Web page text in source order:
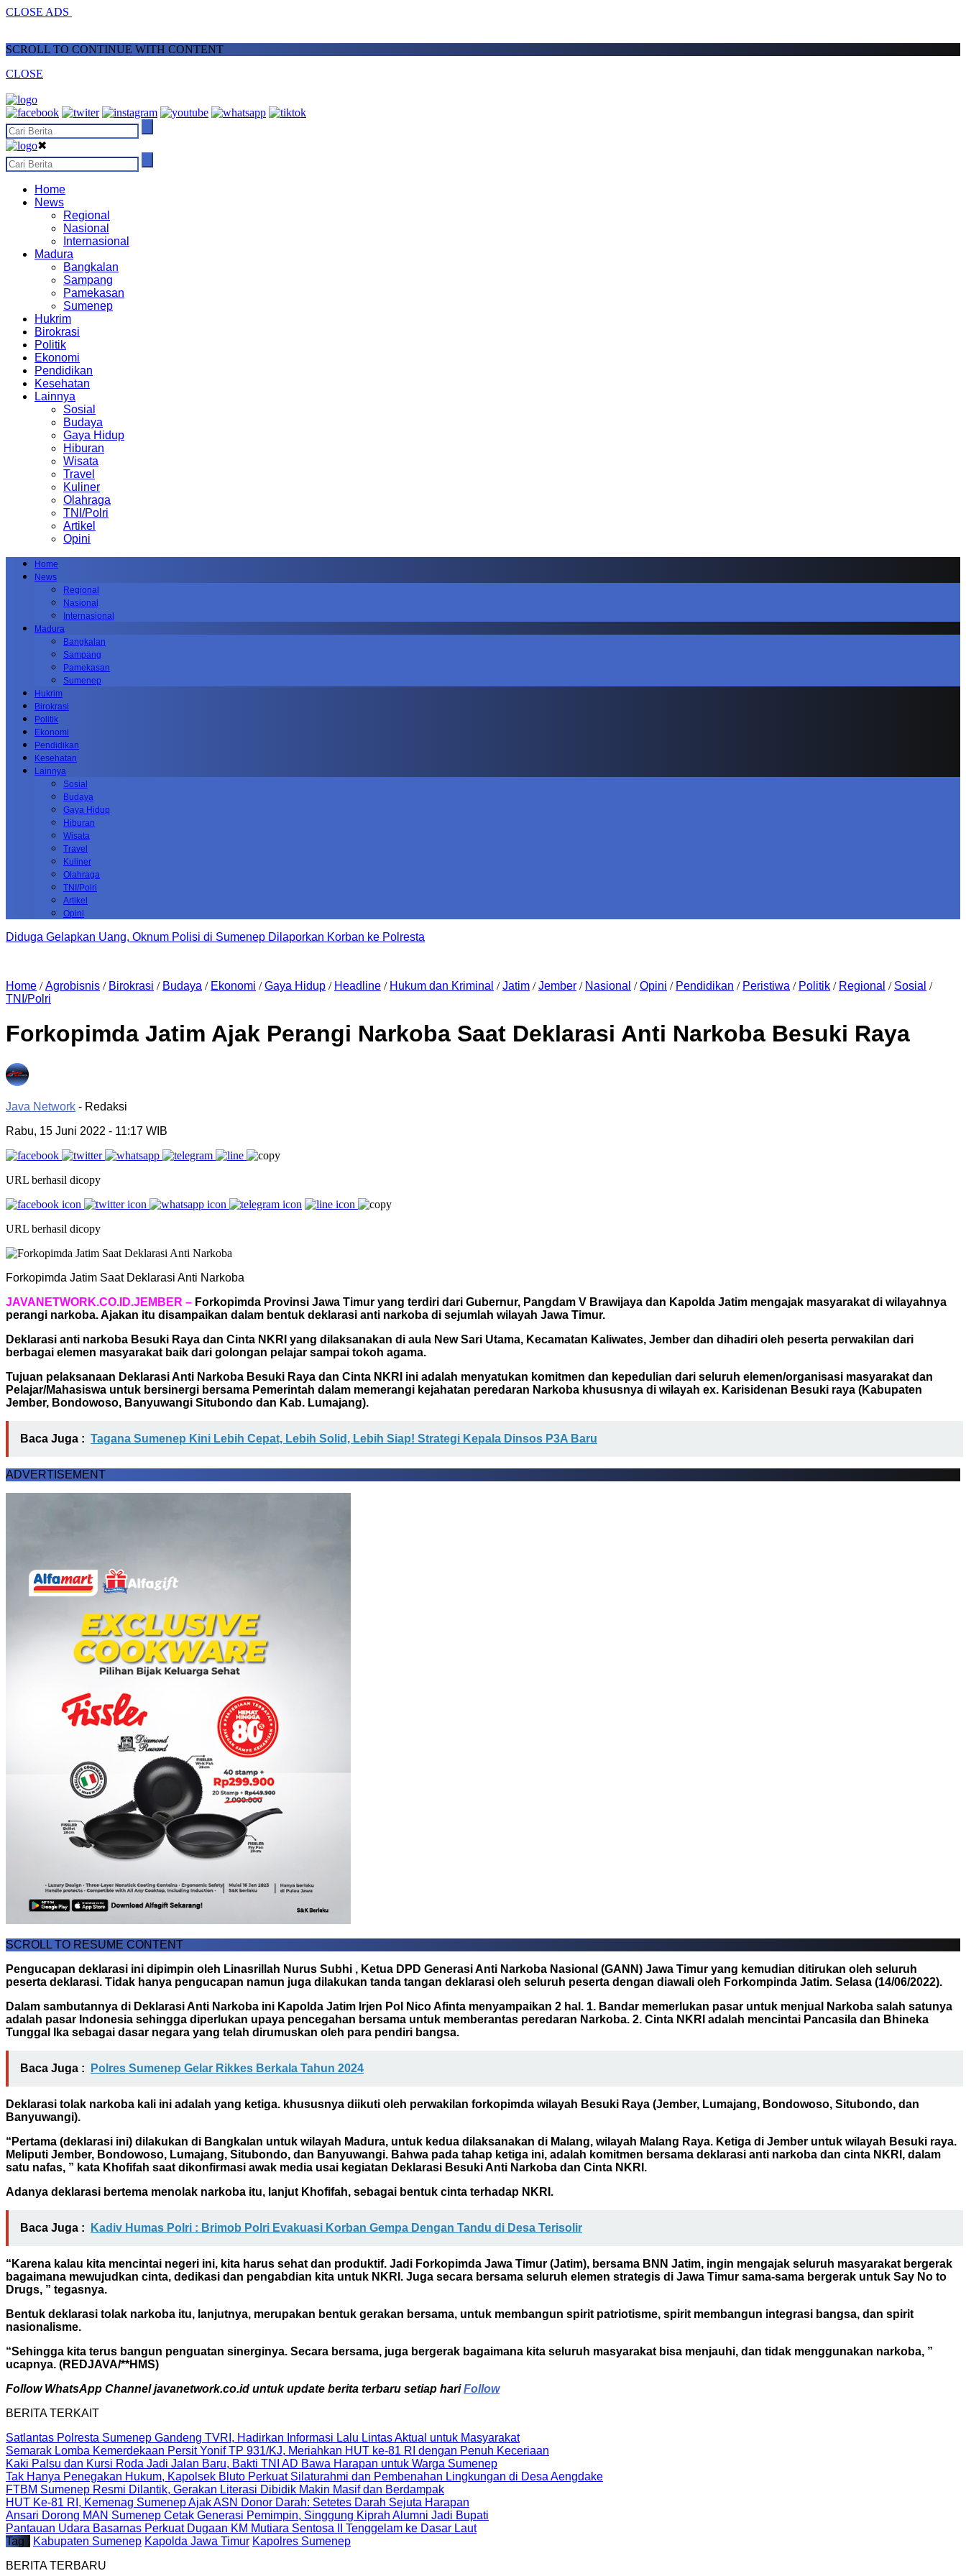
CLOSE ADS
SCROLL TO CONTINUE WITH CONTENT
CLOSE
✖
Home
News
Regional
Nasional
Internasional
Madura
Bangkalan
Sampang
Pamekasan
Sumenep
Hukrim
Birokrasi
Politik
Ekonomi
Pendidikan
Kesehatan
Lainnya
Sosial
Budaya
Gaya Hidup
Hiburan
Wisata
Travel
Kuliner
Olahraga
TNI/Polri
Artikel
Opini
Home
News
Regional
Nasional
Internasional
Madura
Bangkalan
Sampang
Pamekasan
Sumenep
Hukrim
Birokrasi
Politik
Ekonomi
Pendidikan
Kesehatan
Lainnya
Sosial
Budaya
Gaya Hidup
Hiburan
Wisata
Travel
Kuliner
Olahraga
TNI/Polri
Artikel
Opini
Diduga Gelapkan Uang, Oknum Polisi di Sumenep Dilaporkan Korban ke Polresta
Home /Agrobisnis / Birokrasi / Budaya / Ekonomi /Gaya Hidup / Headline / Hukum dan Kriminal /Jatim /Jember / Nasional /Opini / Pendidikan / Peristiwa / Politik / Regional / Sosial /
TNI/Polri
Forkopimda Jatim Ajak Perangi Narkoba Saat Deklarasi Anti Narkoba Besuki Raya
Java Network - Redaksi
Rabu, 15 Juni 2022 - 11:17 WIB
URL berhasil dicopy
URL berhasil dicopy
Forkopimda Jatim Saat Deklarasi Anti Narkoba
JAVANETWORK.CO.ID.JEMBER – Forkopimda Provinsi Jawa Timur yang terdiri dari Gubernur, Pangdam V Brawijaya dan Kapolda Jatim mengajak masyarakat di wilayahnya
perangi narkoba. Ajakan itu disampaikan dalam bentuk deklarasi anti narkoba di sejumlah wilayah Jawa Timur.
Deklarasi anti narkoba Besuki Raya dan Cinta NKRI yang dilaksanakan di aula New Sari Utama, Kecamatan Kaliwates, Jember dan dihadiri oleh peserta perwakilan dari
berbagai elemen masyarakat baik dari golongan pelajar sampai tokoh agama.
Tujuan pelaksanaan Deklarasi Anti Narkoba Besuki Raya dan Cinta NKRI ini adalah menyatukan komitmen dan kepedulian dari seluruh elemen/organisasi masyarakat dan
Pelajar/Mahasiswa untuk bersinergi bersama Pemerintah dalam memerangi kejahatan peredaran Narkoba khususnya di wilayah ex. Karisidenan Besuki raya (Kabupaten
Jember, Bondowoso, Banyuwangi Situbondo dan Kab. Lumajang).
Baca Juga : Tagana Sumenep Kini Lebih Cepat, Lebih Solid, Lebih Siap! Strategi Kepala Dinsos P3A Baru
ADVERTISEMENT
SCROLL TO RESUME CONTENT
Pengucapan deklarasi ini dipimpin oleh Linasrillah Nurus Subhi , Ketua DPD Generasi Anti Narkoba Nasional (GANN) Jawa Timur yang kemudian ditirukan oleh seluruh
peserta deklarasi. Tidak hanya pengucapan namun juga dilakukan tanda tangan deklarasi oleh seluruh peserta dengan diawali oleh Forkompinda Jatim. Selasa (14/06/2022).
Dalam sambutannya di Deklarasi Anti Narkoba ini Kapolda Jatim Irjen Pol Nico Afinta menyampaikan 2 hal. 1. Bandar memerlukan pasar untuk menjual Narkoba salah satunya
adalah pasar Indonesia sehingga diperlukan upaya pencegahan bersama untuk memberantas peredaran Narkoba. 2. Cinta NKRI adalah mencintai Pancasila dan Bhineka
Tunggal Ika sebagai dasar negara yang telah dirumuskan oleh para pendiri bangsa.
Baca Juga : Polres Sumenep Gelar Rikkes Berkala Tahun 2024
Deklarasi tolak narkoba kali ini adalah yang ketiga. khususnya diikuti oleh perwakilan forkopimda wilayah Besuki Raya (Jember, Lumajang, Bondowoso, Situbondo, dan
Banyuwangi).
“Pertama (deklarasi ini) dilakukan di Bangkalan untuk wilayah Madura, untuk kedua dilaksanakan di Malang, wilayah Malang Raya. Ketiga di Jember untuk wilayah Besuki raya.
Meliputi Jember, Bondowoso, Lumajang, Situbondo, dan Banyuwangi. Bahwa pada tahap ketiga ini, adalah komitmen bersama deklarasi anti narkoba dan cinta NKRI, dalam
satu nafas, ” kata Khofifah saat dikonfirmasi awak media usai kegiatan Deklarasi Besuki Anti Narkoba dan Cinta NKRI.
Adanya deklarasi bertema menolak narkoba itu, lanjut Khofifah, sebagai bentuk cinta terhadap NKRI.
Baca Juga : Kadiv Humas Polri : Brimob Polri Evakuasi Korban Gempa Dengan Tandu di Desa Terisolir
“Karena kalau kita mencintai negeri ini, kita harus sehat dan produktif. Jadi Forkopimda Jawa Timur (Jatim), bersama BNN Jatim, ingin mengajak seluruh masyarakat bergerak
bagaimana mewujudkan cinta, dedikasi dan pengabdian kita untuk NKRI. Juga secara bersama seluruh elemen strategis di Jawa Timur sama-sama bergerak untuk Say No to
Drugs, ” tegasnya.
Bentuk deklarasi tolak narkoba itu, lanjutnya, merupakan bentuk gerakan bersama, untuk membangun spirit patriotisme, spirit membangun integrasi bangsa, dan spirit
nasionalisme.
“Sehingga kita terus bangun penguatan sinerginya. Secara bersama, juga bergerak bagaimana kita seluruh masyarakat bisa menjauhi, dan tidak menggunakan narkoba, ”
ucapnya. (REDJAVA/**HMS)
Follow WhatsApp Channel javanetwork.co.id untuk update berita terbaru setiap hariFollow
BERITA TERKAIT
Satlantas Polresta Sumenep Gandeng TVRI, Hadirkan Informasi Lalu Lintas Aktual untuk Masyarakat
Semarak Lomba Kemerdekaan Persit Yonif TP 931/KJ, Meriahkan HUT ke-81 RI dengan Penuh Keceriaan
Kaki Palsu dan Kursi Roda Jadi Jalan Baru, Bakti TNI AD Bawa Harapan untuk Warga Sumenep
Tak Hanya Penegakan Hukum, Kapolsek Bluto Perkuat Silaturahmi dan Pembenahan Lingkungan di Desa Aengdake
FTBM Sumenep Resmi Dilantik, Gerakan Literasi Dibidik Makin Masif dan Berdampak
HUT Ke-81 RI, Kemenag Sumenep Ajak ASN Donor Darah: Setetes Darah Sejuta Harapan
Ansari Dorong MAN Sumenep Cetak Generasi Pemimpin, Singgung Kiprah Alumni Jadi Bupati
Pantauan Udara Basarnas Perkuat Dugaan KM Mutiara Sentosa II Tenggelam ke Dasar Laut
Tag : Kabupaten Sumenep Kapolda Jawa Timur Kapolres Sumenep
BERITA TERBARU